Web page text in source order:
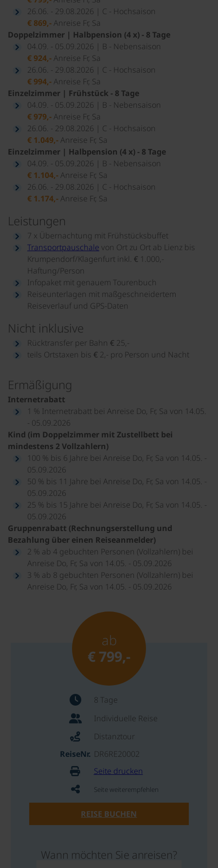
26.06. - 29.08.2026 | C - Hochsaison
€ 869,-Anreise Fr, Sa
Doppelzimmer | Halbpension (4 x) - 8 Tage
04.09. - 05.09.2026 | B - Nebensaison
€ 924,-Anreise Fr, Sa
26.06. - 29.08.2026 | C - Hochsaison
€ 994,-Anreise Fr, Sa
Einzelzimmer | Frühstück - 8 Tage
04.09. - 05.09.2026 | B - Nebensaison
€ 979,-Anreise Fr, Sa
26.06. - 29.08.2026 | C - Hochsaison
€ 1.049,-Anreise Fr, Sa
Einzelzimmer | Halbpension (4 x) - 8 Tage
04.09. - 05.09.2026 | B - Nebensaison
€ 1.104,-Anreise Fr, Sa
26.06. - 29.08.2026 | C - Hochsaison
€ 1.174,-Anreise Fr, Sa
Leistungen
7 x Übernachtung mit Frühstücksbuffet
Transportpauschale von Ort zu Ort ab Lienz bis
Krumpendorf/Klagenfurt inkl. € 1.000,-
Haftung/Person
Infopaket mit genauem Tourenbuch
Reiseunterlagen mit maßgeschneidertem
Reiseverlauf und GPS-Daten
Nicht inklusive
Rücktransfer per Bahn € 25,-
teils Ortstaxen bis € 2,- pro Person und Nacht
Ermäßigung
Internetrabatt
1 % Internetrabatt bei Anreise Do, Fr, Sa von 14.05.
- 05.09.2026
Kind (im Doppelzimmer mit Zustellbett bei
mindestens 2 Vollzahlern)
100 % bis 6 Jahre bei Anreise Do, Fr, Sa von 14.05. -
05.09.2026
50 % bis 11 Jahre bei Anreise Do, Fr, Sa von 14.05. -
05.09.2026
25 % bis 15 Jahre bei Anreise Do, Fr, Sa von 14.05. -
05.09.2026
Gruppenrabatt (Rechnungserstellung und
Bezahlung über einen Reiseanmelder)
2 % ab 4 gebuchten Personen (Vollzahlern) bei
Anreise Do, Fr, Sa von 14.05. - 05.09.2026
3 % ab 8 gebuchten Personen (Vollzahlern) bei
Anreise Do, Fr, Sa von 14.05. - 05.09.2026
ab
€ 799,-
8 Tage
Individuelle Reise
Distanztour
ReiseNr. DR6RE20002
Seite drucken
Seite weiterempfehlen
REISE BUCHEN
Wann möchten Sie anreisen?